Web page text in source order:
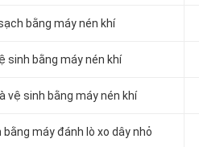
bằng máy nén khí
sinh bằng máy nén khí
vệ sinh bằng máy nén khí
máy đánh lò xo dây nhỏ